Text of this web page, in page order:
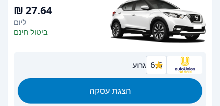
ליום
ביטול חינם
6.6 גרוע
הצגת עסקה